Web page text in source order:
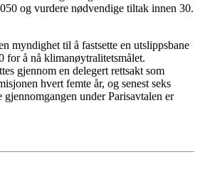
og vurdere nødvendige tiltak innen 30.
myndighet til å fastsette en utslippsbane
for å nå klimanøytralitetsmålet.
gjennom en delegert rettsakt som
hvert femte år, og senest seks
gjennomgangen under Parisavtalen er